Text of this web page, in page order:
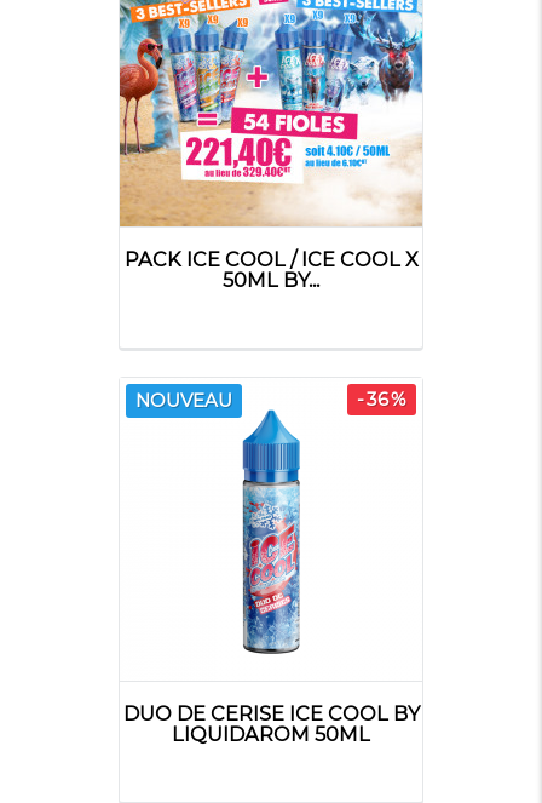
PACK ICE COOL / ICE COOL X
50ML BY...
NOUVEAU -36%
DUO DE CERISE ICE COOL BY
LIQUIDAROM 50ML